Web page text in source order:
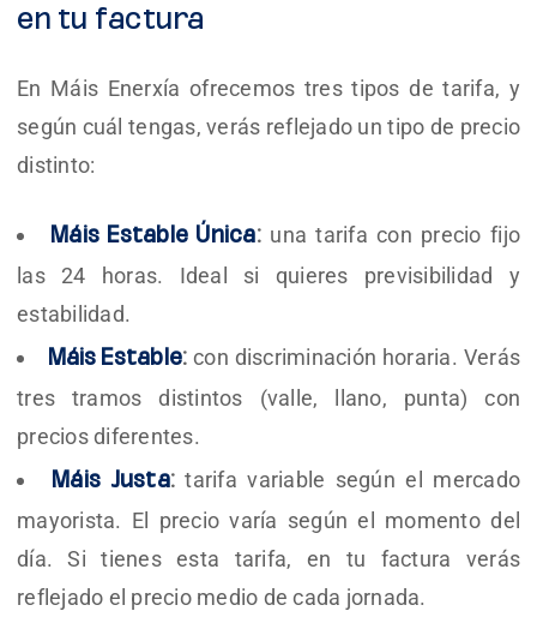
en tu factura
En Máis Enerxía ofrecemos tres tipos de tarifa, y
según cuál tengas, verás reflejado un tipo de precio
distinto:
Máis Estable Única:una tarifa con precio fijo
las 24 horas. Ideal si quieres previsibilidad y
estabilidad.
Máis Estable: con discriminación horaria. Verás
tres tramos distintos (valle, llano, punta) con
precios diferentes.
Máis Justa: tarifa variable según el mercado
mayorista. El precio varía según el momento del
día. Si tienes esta tarifa, en tu factura verás
reflejado el precio medio de cada jornada.